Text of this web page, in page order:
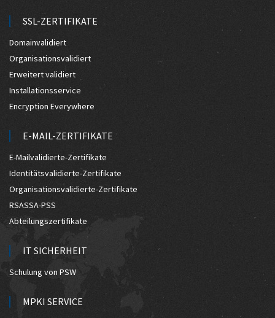
SSL-ZERTIFIKATE
Domainvalidiert
Organisationsvalidiert
Erweitert validiert
Installationsservice
Encryption Everywhere
E-MAIL-ZERTIFIKATE
E-Mailvalidierte-Zertifikate
Identitätsvalidierte-Zertifikate
Organisationsvalidierte-Zertifikate
RSASSA-PSS
Abteilungszertifikate
IT SICHERHEIT
Schulung von PSW
MPKI SERVICE